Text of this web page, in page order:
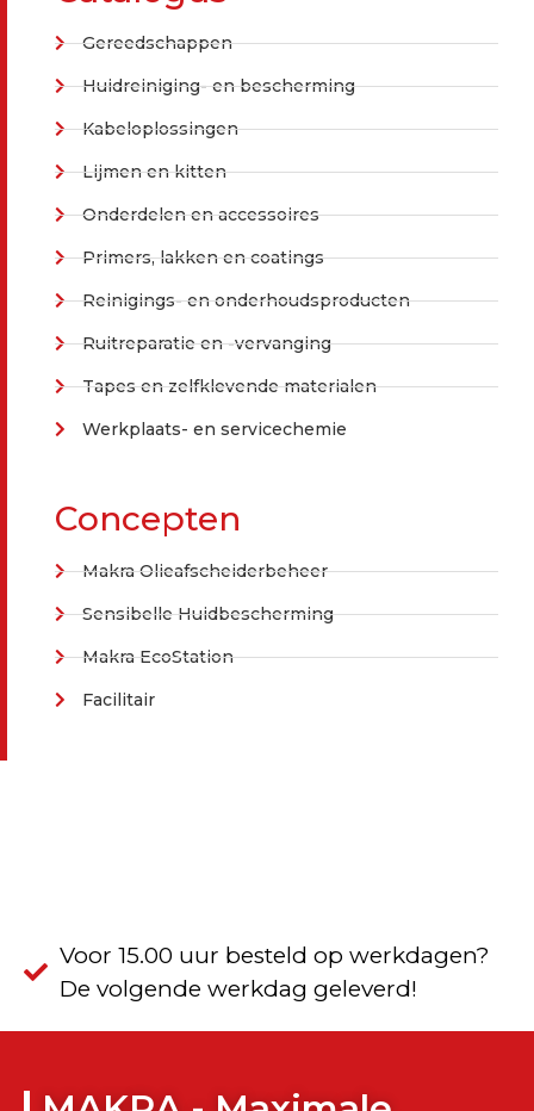
Gereedschappen
Huidreiniging- en bescherming
Kabeloplossingen
Lijmen en kitten
Onderdelen en accessoires
Primers, lakken en coatings
Reinigings- en onderhoudsproducten
Ruitreparatie en -vervanging
Tapes en zelfklevende materialen
Werkplaats- en servicechemie
Concepten
Makra Olieafscheiderbeheer
Sensibelle Huidbescherming
Makra EcoStation
Facilitair
Voor 15.00 uur besteld op werkdagen?
De volgende werkdag geleverd!